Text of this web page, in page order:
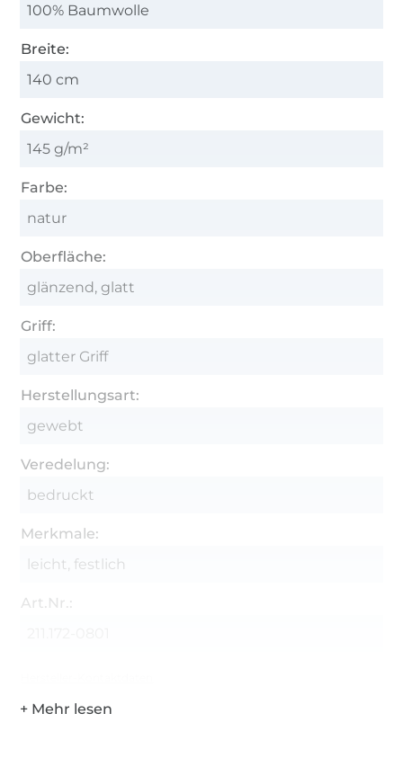
100% Baumwolle
Breite:
140 cm
Gewicht:
145 g/m²
Farbe:
natur
Oberfläche:
glänzend, glatt
Griff:
glatter Griff
Herstellungsart:
gewebt
Veredelung:
bedruckt
Merkmale:
leicht, festlich
Art.Nr.: